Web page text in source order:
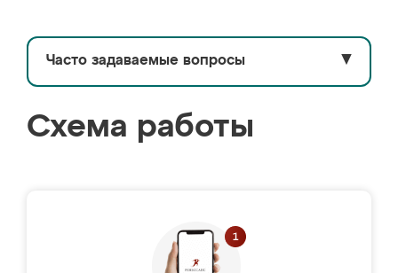
Часто задаваемые вопросы ▼
Схема работы